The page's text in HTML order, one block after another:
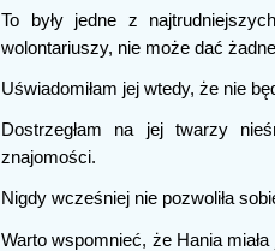
To były jedne z
wolontariuszy, nie może dać
Uświadomiłam jej wtedy, że nie
Dostrzegłam na jej twarzy
znajomości.
Nigdy wcześniej nie pozwoliła
Warto wspomnieć, że Hania